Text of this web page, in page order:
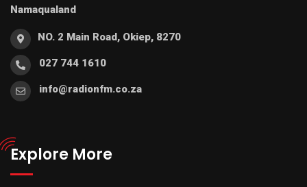
Namaqualand
NO. 2 Main Road, Okiep, 8270
027 744 1610
info@radionfm.co.za
Explore More